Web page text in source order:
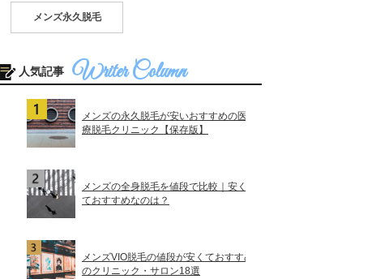
メンズ永久脱毛
人気記事
メンズの永久脱毛が安いおすすめの医
療脱毛クリニック【保存版】
メンズの全身脱毛を値段で比較｜安く
ておすすめなのは？
メンズVIO脱毛の値段が安くておすすめ
のクリニック・サロン18選